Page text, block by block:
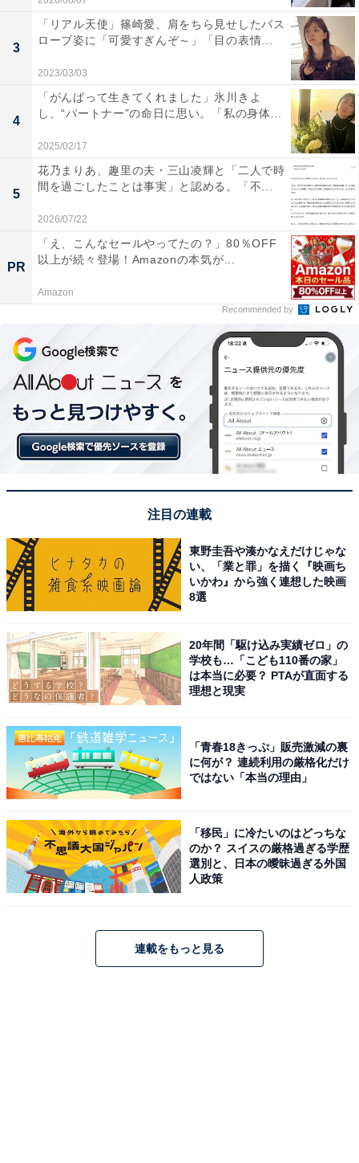
3
「リアル天使」篠崎愛、肩をちら見せしたバス
ローブ姿に「可愛すぎんぞ～」「目の表情...
2023/03/03
4
「がんばって生きてくれました」氷川きよ
し、“パートナー”の命日に思い。「私の身体...
2025/02/17
5
花乃まりあ、趣里の夫・三山凌輝と「二人で時
間を過ごしたことは事実」と認める。「不...
2026/07/22
PR
「え、こんなセールやってたの？」80％OFF
以上が続々登場！Amazonの本気が...
Amazon
Recommended by
注目の連載
東野圭吾や湊かなえだけじゃな
い、「業と罪」を描く『映画ち
いかわ』から強く連想した映画
8選
20年間「駆け込み実績ゼロ」の
学校も…「こども110番の家」
は本当に必要？ PTAが直面する
理想と現実
「青春18きっぷ」販売激減の裏
に何が？ 連続利用の厳格化だけ
ではない「本当の理由」
「移民」に冷たいのはどっちな
のか？ スイスの厳格過ぎる学歴
選別と、日本の曖昧過ぎる外国
人政策
連載をもっと見る